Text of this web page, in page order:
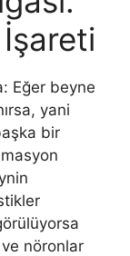
Eğer beyne
yani
bir
nöronlar